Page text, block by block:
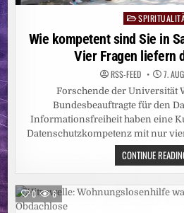
Posted
Wie kompetent sind Sie in
Vier Fragen liefern
RSS-FEED 7.
Forschende der Universität
Bundesbeauftragte für den
Informationsfreiheit haben eine
Datenschutzkompetenz mit nur
CONTINUE
0 6